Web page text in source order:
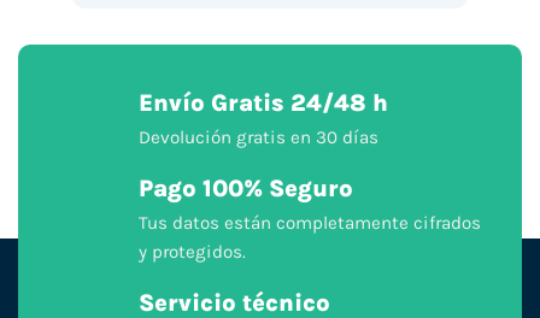
Envío Gratis 24/48 h
Devolución gratis en 30 días
Pago 100% Seguro
Tus datos están completamente cifrados
y protegidos.
Servicio técnico